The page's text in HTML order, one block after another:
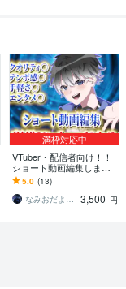
満枠対応中
VTuber・配信者向け！！
ショート動画編集します
現役VTuberが担当！ショ
ート動画の編集をおまか
せ！
5.0 (13)
なみおだよ_Vtuber
3,500 円